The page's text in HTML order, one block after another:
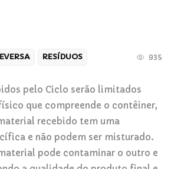
RESÍDUOS 935
pelo Ciclo serão limitados
que compreende o contêiner,
recebido tem uma
e não podem ser misturado.
pode contaminar o outro e